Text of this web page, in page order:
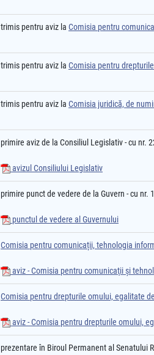
trimis pentru aviz la Comisia pentru
trimis pentru aviz la Comisia pentru
trimis pentru aviz la Comisia juridică, de
primire aviz de la Consiliul Legislativ - cu nr.
avizul Consiliului Legislativ
primire punct de vedere de la Guvern - cu
punctul de vedere al Guvernului
Comisia pentru comunicații, tehnologia
aviz - Comisia pentru comunicaţii şi
Comisia pentru drepturile omului, egalitate
aviz - Comisia pentru drepturile omului,
prezentare în Biroul Permanent al Senatului